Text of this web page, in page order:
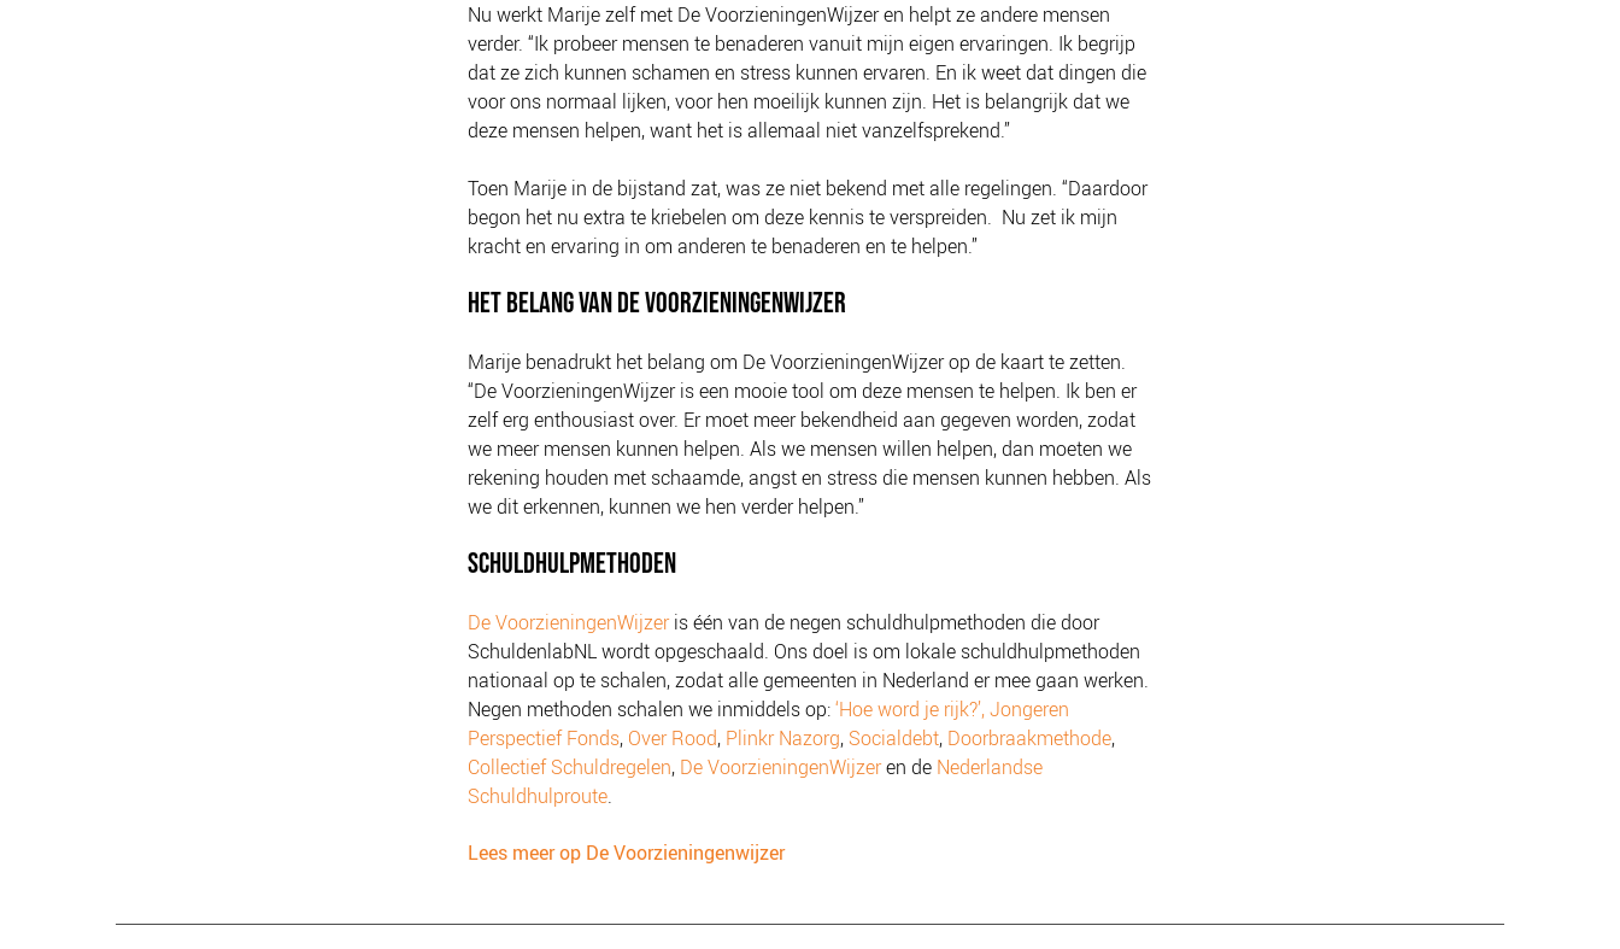
Nu werkt Marije zelf met De VoorzieningenWijzer en helpt ze andere mensen
verder. “Ik probeer mensen te benaderen vanuit mijn eigen ervaringen. Ik begrijp
dat ze zich kunnen schamen en stress kunnen ervaren. En ik weet dat dingen die
voor ons normaal lijken, voor hen moeilijk kunnen zijn. Het is belangrijk dat we
deze mensen helpen, want het is allemaal niet vanzelfsprekend.”
Toen Marije in de bijstand zat, was ze niet bekend met alle regelingen. “Daardoor
begon het nu extra te kriebelen om deze kennis te verspreiden. Nu zet ik mijn
kracht en ervaring in om anderen te benaderen en te helpen.”
HET BELANG VAN DE VOORZIENINGENWIJZER
Marije benadrukt het belang om De VoorzieningenWijzer op de kaart te zetten.
“De VoorzieningenWijzer is een mooie tool om deze mensen te helpen. Ik ben er
zelf erg enthousiast over. Er moet meer bekendheid aan gegeven worden, zodat
we meer mensen kunnen helpen. Als we mensen willen helpen, dan moeten we
rekening houden met schaamde, angst en stress die mensen kunnen hebben. Als
we dit erkennen, kunnen we hen verder helpen.”
SCHULDHULPMETHODEN
De VoorzieningenWijzeris één van de negen schuldhulpmethoden die door
SchuldenlabNL wordt opgeschaald. Ons doel is om lokale schuldhulpmethoden
nationaal op te schalen, zodat alle gemeenten in Nederland er mee gaan werken.
Negen methoden schalen we inmiddels op:‘Hoe word je rijk?’,Jongeren
Perspectief Fonds, Over Rood, Plinkr Nazorg, Socialdebt, Doorbraakmethode,
Collectief Schuldregelen, De VoorzieningenWijzeren de Nederlandse
Schuldhulproute.
Lees meer op De Voorzieningenwijzer